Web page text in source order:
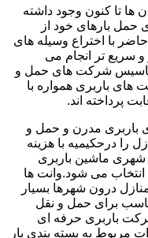
ها تا کنون وجود داشته
حمل بارهای خود از
با اختراع وسیله های
سریع تر انجام می
تاسیس شرکت های حمل و
باربری همواره با
پرداخته اند.
باربری مدرن و حمل و
را درحکیمیه با هزینه
شهری ماشین باربری
می شود.وانت ها
درون شهرها بسیار
برای حمل و نقل
باربری حرفه ای
مربوط به بسته بندی بار